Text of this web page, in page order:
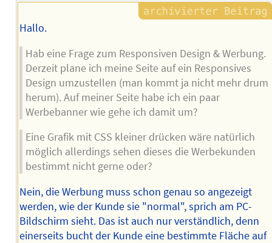
Hallo.
Hab eine Frage zum Responsiven Design & Werbung.
Derzeit plane ich meine Seite auf ein Responsives
Design umzustellen (man kommt ja nicht mehr drum
herum). Auf meiner Seite habe ich ein paar
Werbebanner wie gehe ich damit um?
Eine Grafik mit CSS kleiner drücken wäre natürlich
möglich allerdings sehen dieses die Werbekunden
bestimmt nicht gerne oder?
Nein, die Werbung muss schon genau so angezeigt
werden, wie der Kunde sie "normal", sprich am PC-
Bildschirm sieht. Das ist auch nur verständlich, denn
einerseits bucht der Kunde eine bestimmte Fläche auf